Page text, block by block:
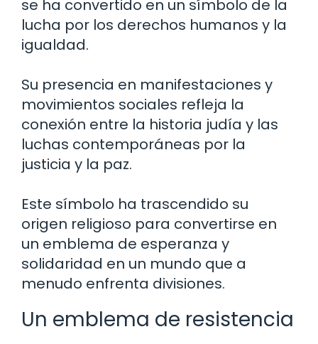
se ha convertido en un símbolo de la
lucha por los derechos humanos y la
igualdad.
Su presencia en manifestaciones y
movimientos sociales refleja la
conexión entre la historia judía y las
luchas contemporáneas por la
justicia y la paz.
Este símbolo ha trascendido su
origen religioso para convertirse en
un emblema de esperanza y
solidaridad en un mundo que a
menudo enfrenta divisiones.
Un emblema de resistencia